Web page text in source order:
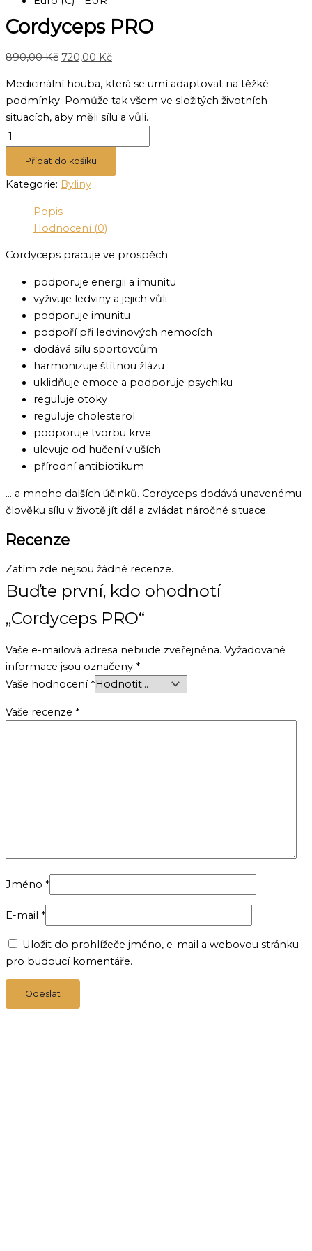
Cordyceps PRO
890,00Kč 720,00 Kč
Medicinální houba, která se umí adaptovat na těžké
podmínky. Pomůže tak všem ve složitých životních
situacích, aby měli sílu a vůli.
Přidat do košíku
Kategorie: Byliny
Popis
Hodnocení (0)
Cordyceps pracuje ve prospěch:
podporuje energii a imunitu
vyživuje ledviny a jejich vůli
podporuje imunitu
podpoří při ledvinových nemocích
dodává sílu sportovcům
harmonizuje štítnou žlázu
uklidňuje emoce a podporuje psychiku
reguluje otoky
reguluje cholesterol
podporuje tvorbu krve
ulevuje od hučení v uších
přírodní antibiotikum
… a mnoho dalších účinků. Cordyceps dodává unavenému
člověku sílu v životě jít dál a zvládat náročné situace.
Recenze
Zatím zde nejsou žádné recenze.
Buďte první, kdo ohodnotí
„Cordyceps PRO“
Vaše e-mailová adresa nebude zveřejněna. Vyžadované
informace jsou označeny *
Vaše hodnocení *
Vaše recenze *
Jméno *
E-mail *
Uložit do prohlížeče jméno, e-mail a webovou stránku
pro budoucí komentáře.